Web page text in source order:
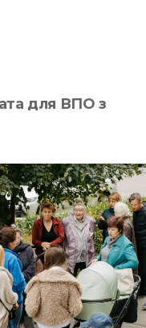
для ВПО з